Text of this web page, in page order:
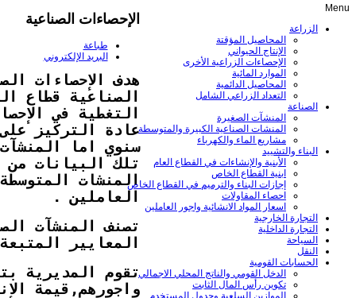
الإحصاءات الصناعية
طباعة
البريد الإلكتروني
هدف الإحصاءات
الصناعية قطاع
التغطية في
عادة التركيز
سنوي اما
تلك البيانات
المنشات
العاملين .
تصنف المنشآت
المعايير
تقوم المديرية
واجورهم,قيمة
Menu
الزراعة
المحاصيل المؤقتة
الإنتاج الحيواني
الإحصاءات الزراعية الأخرى
الموارد المائية
المحاصيل الدائمية
التعداد الزراعي الشامل
الصناعة
المنشآت الصغيرة
المنشات الصناعية الكبيرة والمتوسطة
مشاريع الماء والكهرباء
البناء والتشييد
الأبنية والإنشاءات في القطاع العام
ابنية القطاع الخاص
إجازات البناء والترميم في القطاع الخاص
احصاء المقاولات
اسعار المواد الانشائية واجور العاملين
التجارة الخارجية
التجارة الداخلية
السياحة
النقل
الحسابات القومية
الدخل القومي والناتج المحلي الاجمالي
تكوين رأس المال الثابت